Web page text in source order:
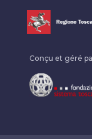
Conçu et géré